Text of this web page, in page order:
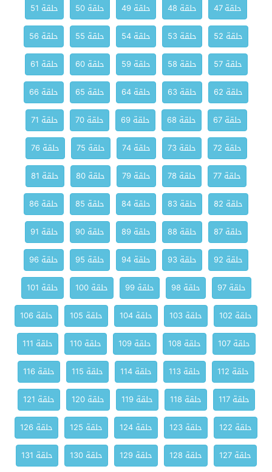
حلقة 47
حلقة 48 حلقة 49 حلقة 50
حلقة 51
حلقة 52
حلقة 53 حلقة 54 حلقة 55
حلقة 56
حلقة 57
حلقة 58 حلقة 59 حلقة 60
حلقة 61
حلقة 62
حلقة 63 حلقة 64 حلقة 65
حلقة 66
حلقة 67
حلقة 68 حلقة 69 حلقة 70
حلقة 71
حلقة 72
حلقة 73 حلقة 74 حلقة 75
حلقة 76
حلقة 77
حلقة 78 حلقة 79 حلقة 80
حلقة 81
حلقة 82
حلقة 83 حلقة 84 حلقة 85
حلقة 86
حلقة 87
حلقة 88 حلقة 89 حلقة 90
حلقة 91
حلقة 92
حلقة 93 حلقة 94 حلقة 95
حلقة 96
حلقة 97
حلقة 98 حلقة 99 حلقة 100
حلقة 101
حلقة 102
حلقة 103 حلقة 104 حلقة 105
حلقة 106
حلقة 107
حلقة 108 حلقة 109 حلقة 110
حلقة 111
حلقة 112
حلقة 113 حلقة 114 حلقة 115
حلقة 116
حلقة 117
حلقة 118 حلقة 119 حلقة 120
حلقة 121
حلقة 122
حلقة 123 حلقة 124 حلقة 125
حلقة 126
حلقة 127
حلقة 128 حلقة 129 حلقة 130 حلقة 131